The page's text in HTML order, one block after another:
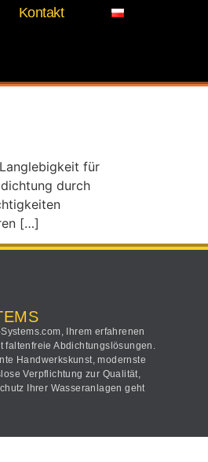
Kontakt
für
durch
[…]
Ihrem erfahrenen
faltenfreie Abdichtungslösungen.
Handwerkskunst, modernste
Verpflichtung zur Qualität,
Ihrer Wasseranlagen geht